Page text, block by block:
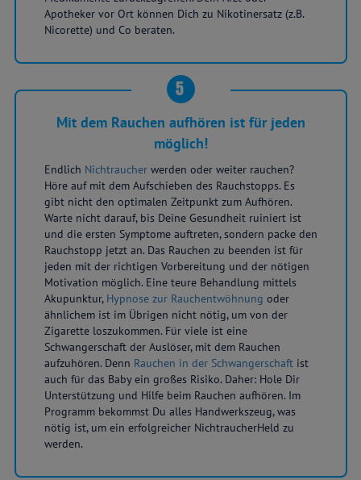
Apotheker vor Ort können Dich zu Nikotinersatz (z.B.
Nicorette) und Co beraten.
5
Mit dem Rauchen aufhören ist für jeden
möglich!
Endlich Nichtraucherwerden oder weiter rauchen?
Höre auf mit dem Aufschieben des Rauchstopps. Es
gibt nicht den optimalen Zeitpunkt zum Aufhören.
Warte nicht darauf, bis Deine Gesundheit ruiniert ist
und die ersten Symptome auftreten, sondern packe den
Rauchstopp jetzt an. Das Rauchen zu beenden ist für
jeden mit der richtigen Vorbereitung und der nötigen
Motivation möglich. Eine teure Behandlung mittels
Akupunktur, Hypnose zur Rauchentwöhnung oder
ähnlichem ist im Übrigen nicht nötig, um von der
Zigarette loszukommen. Für viele ist eine
Schwangerschaft der Auslöser, mit dem Rauchen
aufzuhören. Denn Rauchen in der Schwangerschaftist
auch für das Baby ein großes Risiko. Daher: Hole Dir
Unterstützung und Hilfe beim Rauchen aufhören. Im
Programm bekommst Du alles Handwerkszeug, was
nötig ist, um ein erfolgreicher NichtraucherHeld zu
werden.